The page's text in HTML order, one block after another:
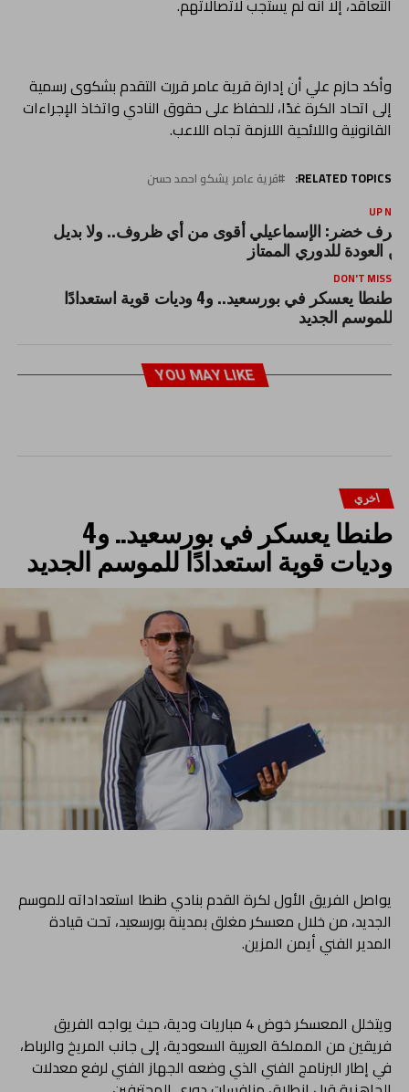
التعاقد، إلا أنه لم يستجب لاتصالاتهم.
وأكد حازم علي أن إدارة قرية عامر قررت التقدم بشكوى رسمية
إلى اتحاد الكرة غدًا، للحفاظ على حقوق النادي واتخاذ الإجراءات
القانونية واللائحية اللازمة تجاه اللاعب.
RELATED TOPICS: قرية عامر يشكو احمد حسن
UP
خضر: الإسماعيلي أقوى من أي ظروف.. ولا بديل
العودة للدوري الممتاز
DON'T MISS
طنطا يعسكر في بورسعيد.. و4 وديات قوية استعدادًا
للموسم الجديد
YOU MAY LIKE
اخري
طنطا يعسكر في بورسعيد.. و4
وديات قوية استعدادًا للموسم الجديد
يواصل الفريق الأول لكرة القدم بنادي طنطا استعداداته للموسم
الجديد، من خلال معسكر مغلق بمدينة بورسعيد، تحت قيادة
المدير الفني أيمن المزين.
ويتخلل المعسكر خوض 4 مباريات ودية، حيث يواجه الفريق
فريقين من المملكة العربية السعودية، إلى جانب المريخ والرباط،
في إطار البرنامج الفني الذي وضعه الجهاز الفني لرفع معدلات